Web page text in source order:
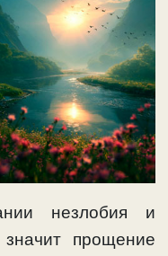
незлобия и
прощение